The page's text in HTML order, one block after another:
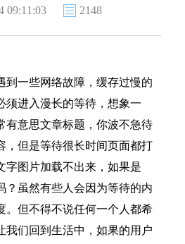
09:11:03 2148
一些网络故障，缓存过慢的
须进入漫长的等待，想象一
有意思文章标题，你波不急待
，但是等待很长时间页面都打
字图片加载不出来，如果是
？虽然有些人会因为等待的内
。但不得不说任何一个人都希
我们回到生活中，如果的用户